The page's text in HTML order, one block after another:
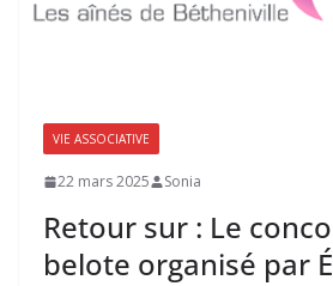
VIE ASSOCIATIVE
22 mars 2025 Sonia
Retour sur : Le
belote organisé par